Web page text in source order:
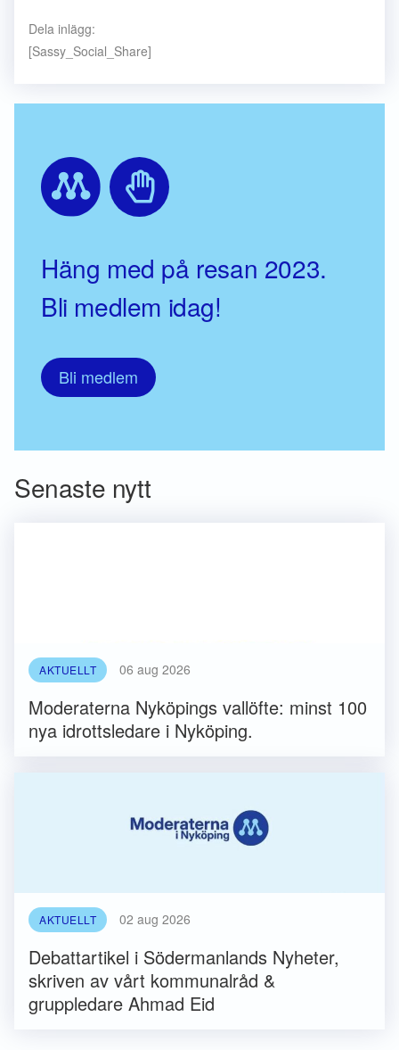
Dela inlägg:
[Sassy_Social_Share]
Häng med på resan 2023.
Bli medlem idag!
Bli medlem
Senaste nytt
AKTUELLT 06 aug 2026
Moderaterna Nyköpings vallöfte: minst 100
nya idrottsledare i Nyköping.
AKTUELLT 02 aug 2026
Debattartikel i Södermanlands Nyheter,
skriven av vårt kommunalråd &
gruppledare Ahmad Eid